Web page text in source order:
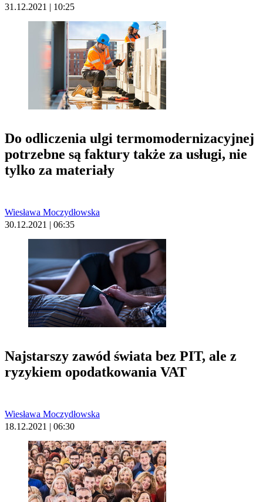
31.12.2021 | 10:25
Do odliczenia ulgi termomodernizacyjnej
potrzebne są faktury także za usługi, nie
tylko za materiały
Wiesława Moczydłowska
30.12.2021 | 06:35
Najstarszy zawód świata bez PIT, ale z
ryzykiem opodatkowania VAT
Wiesława Moczydłowska
18.12.2021 | 06:30